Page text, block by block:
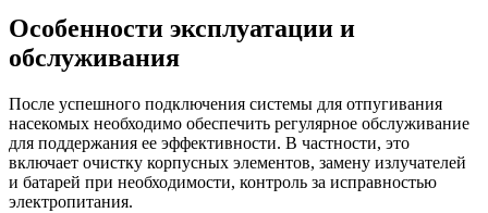
Особенности эксплуатации и
обслуживания
После успешного подключения системы для отпугивания
насекомых необходимо обеспечить регулярное обслуживание
для поддержания ее эффективности. В частности, это
включает очистку корпусных элементов, замену излучателей
и батарей при необходимости, контроль за исправностью
электропитания.